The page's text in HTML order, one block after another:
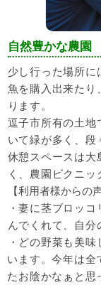
自然豊かな農園
少し行った場所
魚を購入出来たり
ります。
逗子市所有の土地
いて緑が多く、段
休憩スペースは大
く、農園ピクニッ
【利用者様からの声
・妻に茎ブロッ
んでくれて、自分
・どの野菜も美
います。今年は全
たお陰かなぁと思